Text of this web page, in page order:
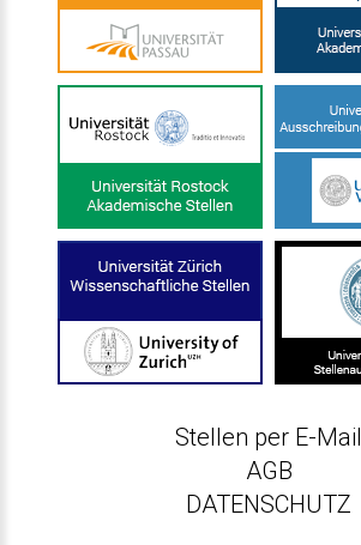
Stellen per E-Mail
AGB
DATENSCHUTZ